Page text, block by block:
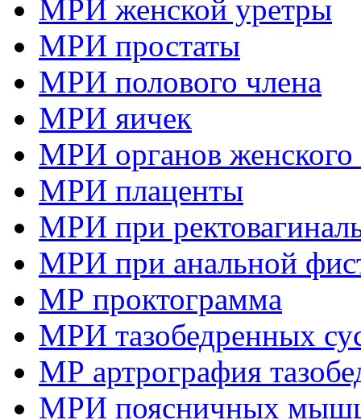
МРИ женской уретры
МРИ простаты
МРИ полового члена
МРИ яичек
МРИ органов женского
МРИ плаценты
МРИ при
МРИ при анальной
МР проктограмма
МРИ тазобедренных
МР артрография
МРИ поясничных